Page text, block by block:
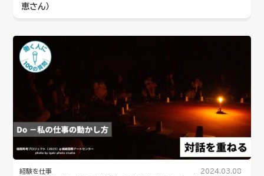
恵さん）
経験を仕事 2024.03.08